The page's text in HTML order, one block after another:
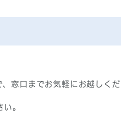
窓口までお気軽にお越しくだ
。